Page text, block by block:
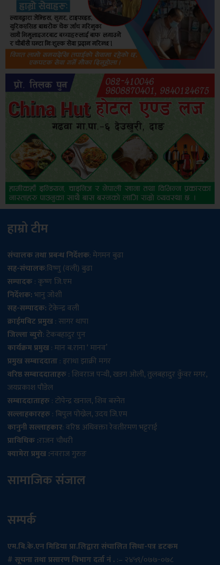
हाम्रो टीम
संचालक तथा प्रबन्ध निर्देशक: मेगमन बुढा
सह-संचालक:विष्णु (वली) बुढा
सम्पादक: कृष्ण जि.एम
निर्देशक:भानु जोशी
सह-सम्पादक:टेकेन्द्र वली
क्राईमबिट प्रमुख: सागर थापा
जिल्ला ब्युरो: टेकबहादुर पुन
कार्यक्रम प्रमुख: मान ब.राना ‘ मानव’
प्रमुख सम्बाददाता: इराधा झाक्री मगर
वरिष्ठ सम्बाददाताहरु: शिवराज पन्थी, खडग ओली, तुलबहादुर कुँवर मगर,
जयप्रकाश पौडेल
सम्बाददाताहरु: टोपेन्द्र खनाल, शिव बस्नेत
सल्लाहकारहरु: बिपुल पोख्रेल, उदय जि.एम
कानुनी सल्लाहकार: वरिष्ठ अधिवक्ता रेवतीरमण भट्टराई
प्राविधिक :राजन चौधरी
क्यामेरा प्रमुख :नवराज गुरुङ
सामाजिक संजाल
सम्पर्क
एम.बि.के.एन मिडिया प्रा.लिद्वारा संचालित सिधा-पत्र डटकम
# सूचना तथा प्रसारण विभाग दर्ता नं . :– २४५९/०७७-०७८